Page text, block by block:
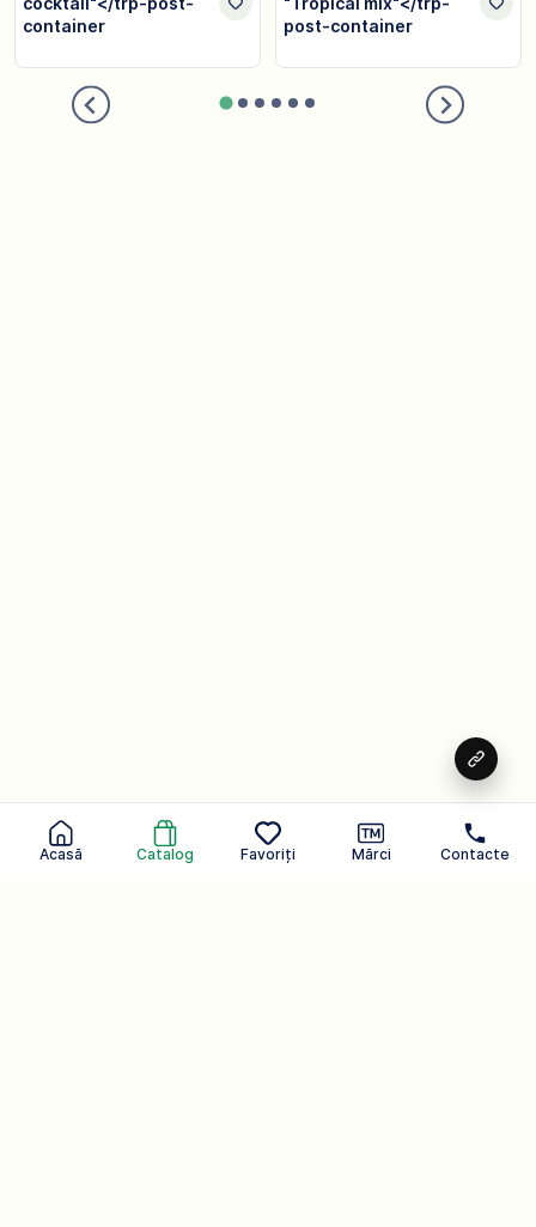
container
post-container
Acasă Catalog Favoriți Mărci Contacte